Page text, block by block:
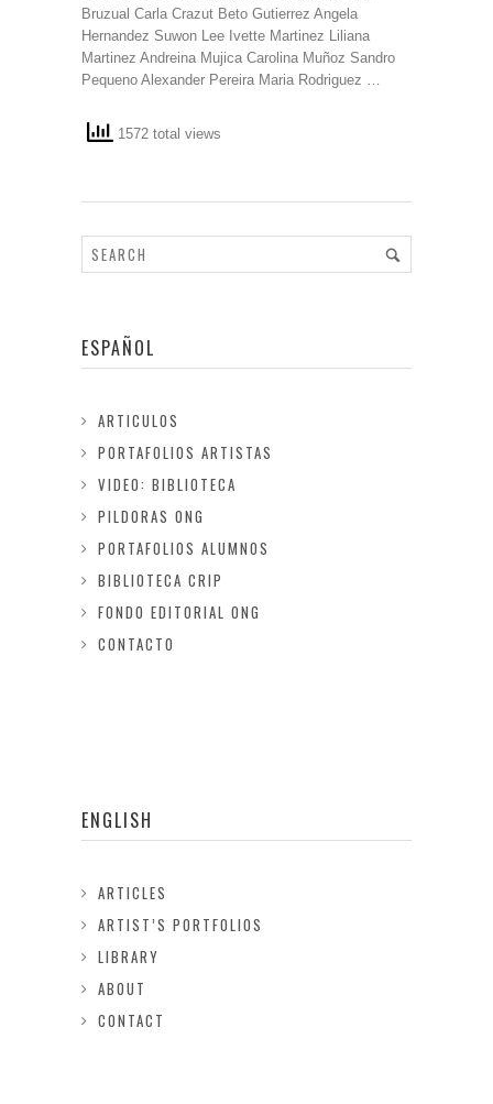
Bruzual Carla Crazut Beto Gutierrez Angela
Hernandez Suwon Lee Ivette Martinez Liliana
Martinez Andreina Mujica Carolina Muñoz Sandro
Pequeno Alexander Pereira Maria Rodriguez …
1572 total views
ESPAÑOL
ARTICULOS
PORTAFOLIOS ARTISTAS
VIDEO: BIBLIOTECA
PILDORAS ONG
PORTAFOLIOS ALUMNOS
BIBLIOTECA CRIP
FONDO EDITORIAL ONG
CONTACTO
ENGLISH
ARTICLES
ARTIST’S PORTFOLIOS
LIBRARY
ABOUT
CONTACT